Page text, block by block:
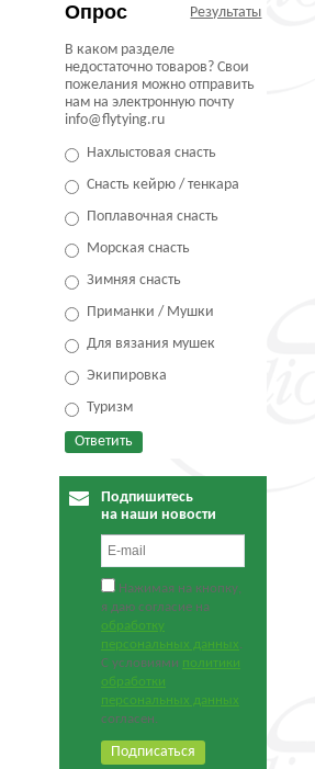
Опрос Результаты
В каком разделе
недостаточно товаров? Свои
пожелания можно отправить
нам на электронную почту
info@flytying.ru
Нахлыстовая снасть
Снасть кейрю / тенкара
Поплавочная снасть
Морская снасть
Зимняя снасть
Приманки / Мушки
Для вязания мушек
Экипировка
Туризм
Подпишитесь
на наши новости
Нажимая на кнопку,
я даю согласие на
обработку
персональных данных.
С условиями политики
обработки
персональных данных
согласен.